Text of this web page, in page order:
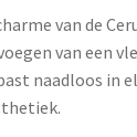
van de
van een
naadloos in